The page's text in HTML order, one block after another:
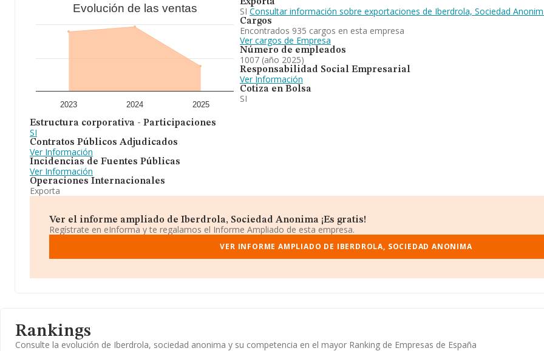
Evolución de las ventas
2023 2024 2025
Estructura corporativa - Participaciones
SI
Contratos Públicos Adjudicados
Ver Información
Incidencias de Fuentes Públicas
Ver Información
Operaciones Internacionales
Exporta
SI Consultar información sobre exportaciones de Iberdrola, Sociedad
Cargos
Encontrados 935 cargos en esta empresa
Ver cargos de Empresa
Número de empleados
1007 (año 2025)
Responsabilidad Social Empresarial
Ver Información
Cotiza en Bolsa
SI
Ver el informe ampliado de Iberdrola, Sociedad Anonima ¡Es gratis!
Regístrate en eInforma y te regalamos el Informe Ampliado de esta empresa.
VER INFORME AMPLIADO DE IBERDROLA, SOCIEDAD ANONIMA
Rankings
Consulte la evolución de Iberdrola, sociedad anonima y su competencia en el mayor Ranking de Empresas de España